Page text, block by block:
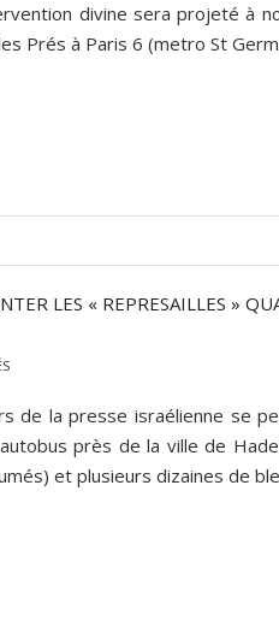
divine sera projeté à
Prés à Paris 6 (metro St
LES « REPRESAILLES »
de la presse israélienne se
près de la ville de
et plusieurs dizaines de